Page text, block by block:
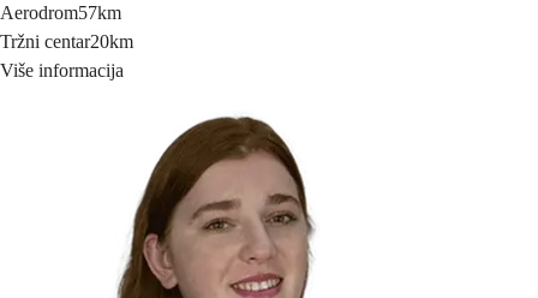
Aerodrom57km
Tržni centar20km
Više informacija